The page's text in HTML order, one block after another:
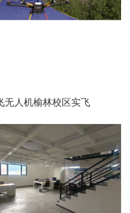
无人机榆林校区实飞